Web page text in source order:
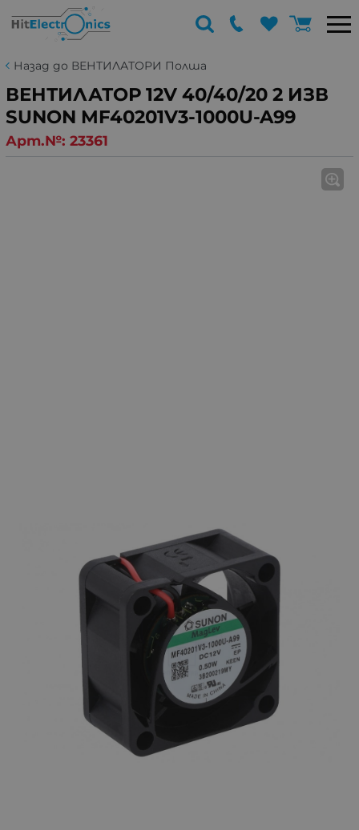
Назад до ВЕНТИЛАТОРИ Полша
ВЕНТИЛАТОР 12V 40/40/20 2 ИЗВ
SUNON MF40201V3-1000U-A99
Арт.№: 23361